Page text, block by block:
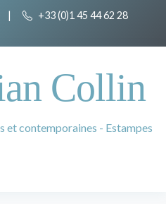
| +33 (0)1 45 44 62 28
Collin
et contemporaines - Estampes